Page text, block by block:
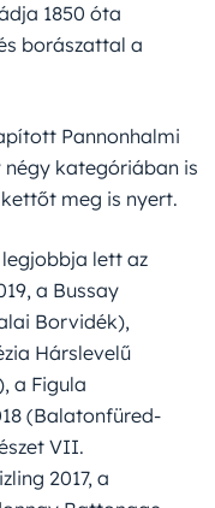
1850 óta
borászattal a
Pannonhalmi
kategóriában is
meg is nyert.
lett az
a Bussay
Borvidék),
Hárslevelű
a Figula
(Balatonfüred-
VII.
2017, a